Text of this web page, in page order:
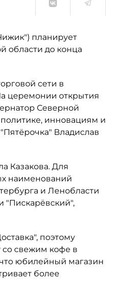
планирует
области до конца
сети в
церемонии открытия
Северной
инновациям и
Владислав
Казакова. Для
наименований
и Ленобласти
"Пискарёвский",
поэтому
со свежим кофе в
юбилейный магазин
более